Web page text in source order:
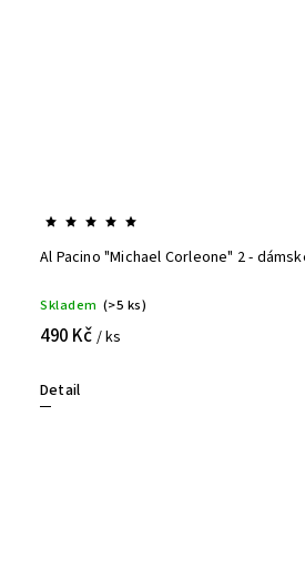
Al Pacino "Michael Corleone" 2 -
Skladem (>5 ks)
490 Kč / ks
Detail